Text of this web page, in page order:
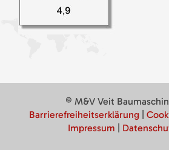
© M&V Veit
Barrierefreiheitserklärung
Impressum